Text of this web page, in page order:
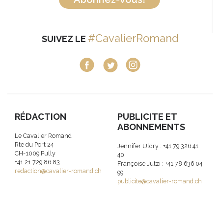
SUIVEZ LE #CavalierRomand
RÉDACTION
Le Cavalier Romand
Rte du Port 24
CH-1009 Pully
+41 21 729 86 83
redaction@cavalier-romand.ch
PUBLICITE ET
ABONNEMENTS
Jennifer Uldry : +41 79 326 41
40
Françoise Jutzi : +41 78 636 04
99
publicite@cavalier-romand.ch